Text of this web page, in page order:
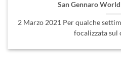
San Gennaro
2 Marzo 2021 Per qualche
focalizzata sul